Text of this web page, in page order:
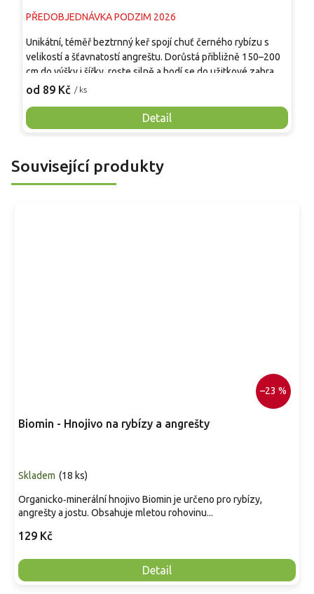
PŘEDOBJEDNÁVKA PODZIM 2026
od 89 Kč / ks
Detail
Unikátní, téměř beztrnný keř spojí chuť černého rybízu s
velikostí a šťavnatostí angreštu. Dorůstá přibližně 150–200
cm do výšky i šířky, roste silně a hodí se do užitkové zahrady,
ovocné řady i jedlého živého plůtku. V červenci až srpnu
hroznech, příjemně sladkokyselé, aromatické a vhodné k
přímé konzumaci, do džemů, šťáv, koláčů i mražení.
Související produkty
–23 %
Biomin - Hnojivo na rybízy a angrešty
Skladem (18 ks)
129 Kč
Detail
Organicko‑minerální hnojivo Biomin je určeno pro rybízy,
angrešty a jostu. Obsahuje mletou rohovinu...